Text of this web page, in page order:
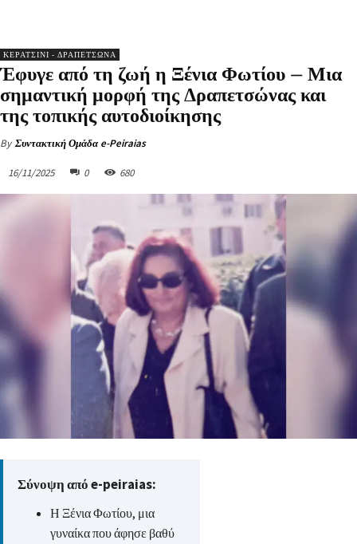
ΚΕΡΑΤΣΙΝΙ - ΔΡΑΠΕΤΣΩΝΑ
Έφυγε από τη ζωή η Ξένια Φωτίου – Μια
σημαντική μορφή της Δραπετσώνας και
της τοπικής αυτοδιοίκησης
By Συντακτική Ομάδα e-Peiraias
16/11/2025 0 680
Σύνοψη από e-peiraias:
Η Ξένια Φωτίου, μια
γυναίκα που άφησε βαθύ